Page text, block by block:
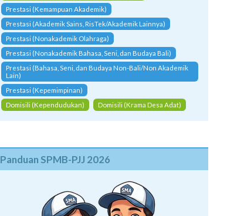
Prestasi (Kemampuan Akademik)
Prestasi (Akademik Sains, RisTek/Akademik Lainnya)
Prestasi (Nonakademik Olahraga)
Prestasi (Nonakademik Bahasa, Seni, dan Budaya Bali)
Prestasi (Bahasa, Seni, dan Budaya Non-Bali/Non Akademik
Lain)
Prestasi (Kepemimpinan)
Domisili (Kependudukan)
Domisili (Krama Desa Adat)
Panduan SPMB-PJJ 2026